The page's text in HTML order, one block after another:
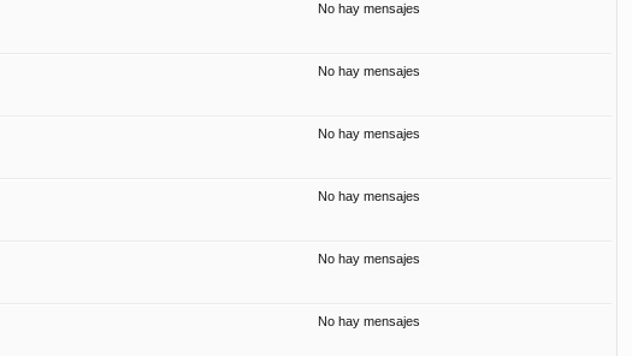
No hay mensajes
No hay mensajes
No hay mensajes
No hay mensajes
No hay mensajes
No hay mensajes